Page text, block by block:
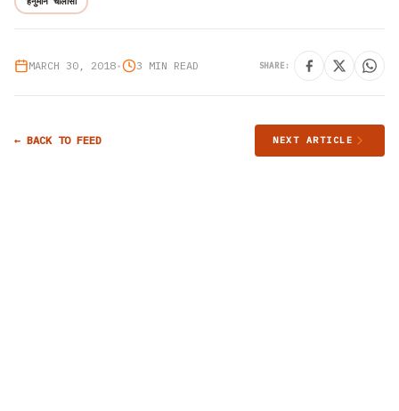
MARCH 30, 2018• 3 MIN READ SHARE:
← BACK TO FEED NEXT ARTICLE